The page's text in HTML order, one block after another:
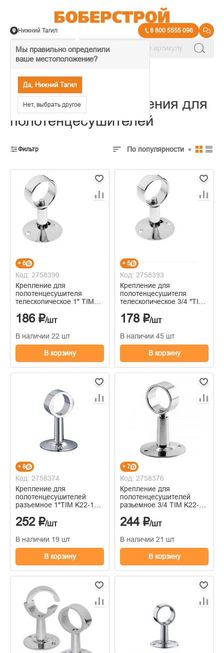
Мы правильно определили
ваше местоположение?
Да, Нижний Тагил
Нет, выбрать другое
Нижний Тагил 8 800 5555 096
Отражатели и крепления для
полотенцесушителей
Фильтр По популярности
+ 6
Код: 2758390
Крепление для
полотенцесушителя
телескопическое 1" TIM
186 ₽/шт
В наличии 22 шт
В корзину
+ 5
Код: 2758393
Крепление для
полотенцесушителя
телескопическое 3/4 "TIM
178 ₽/шт
В наличии 45 шт
В корзину
+ 8
Код: 2758374
Крепление для
полотенцесушителей
разъемное 1"TIM K22-1
252 ₽/шт
В наличии 19 шт
В корзину
+ 7
Код: 2758376
Крепление для
полотенцесушителей
разьемное 3/4 TIM K22-
244 ₽/шт
В наличии 21 шт
В корзину